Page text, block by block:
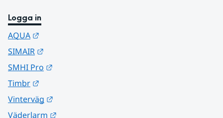
Logga in
AQUA
SIMAIR
SMHI Pro
Timbr
Vinterväg
Väderlarm